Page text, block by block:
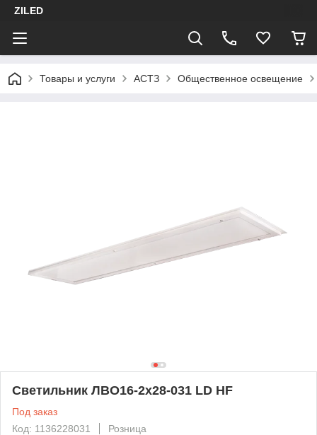
ZILED
Товары и услуги АСТЗ Общественное освещение
Светильник ЛВО16-2х28-031 LD HF
Под заказ
Код: 1136228031
Розница